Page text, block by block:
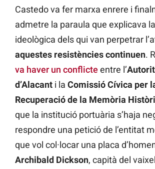
Castedo va fer marxa enrere i
admetre la paraula que explicava
ideològica dels qui van perpetrar
aquestes resistències continuen.
va haver un conflicte entre l’
d’Alacant i la Comissió Cívica per
Recuperació de la Memòria
que la institució portuària s’haja
respondre una petició de l’entitat
que vol col·locar una placa
Archibald Dickson, capità del